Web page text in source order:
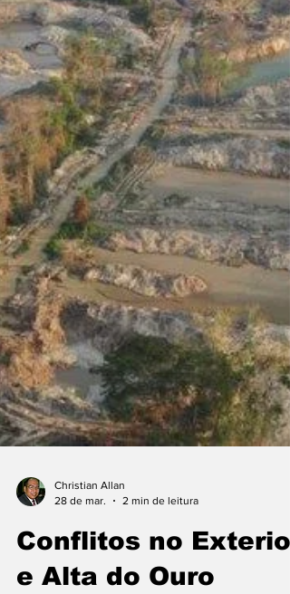
Christian Allan